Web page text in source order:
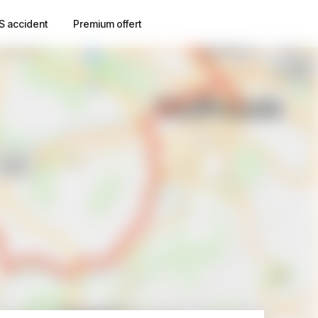
accident Premium offert